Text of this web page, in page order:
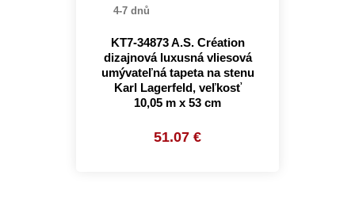
4-7 dnů
KT7-34873 A.S. Création
dizajnová luxusná vliesová
umývateľná tapeta na stenu
Karl Lagerfeld, veľkosť
10,05 m x 53 cm
51.07 €